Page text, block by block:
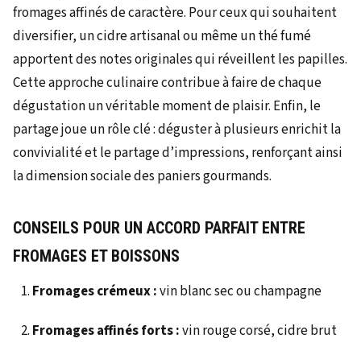
fromages affinés de caractère. Pour ceux qui souhaitent
diversifier, un cidre artisanal ou même un thé fumé
apportent des notes originales qui réveillent les papilles.
Cette approche culinaire contribue à faire de chaque
dégustation un véritable moment de plaisir. Enfin, le
partage joue un rôle clé : déguster à plusieurs enrichit la
convivialité et le partage d’impressions, renforçant ainsi
la dimension sociale des paniers gourmands.
CONSEILS POUR UN ACCORD PARFAIT ENTRE
FROMAGES ET BOISSONS
Fromages crémeux :vin blanc sec ou champagne
Fromages affinés forts :vin rouge corsé, cidre brut